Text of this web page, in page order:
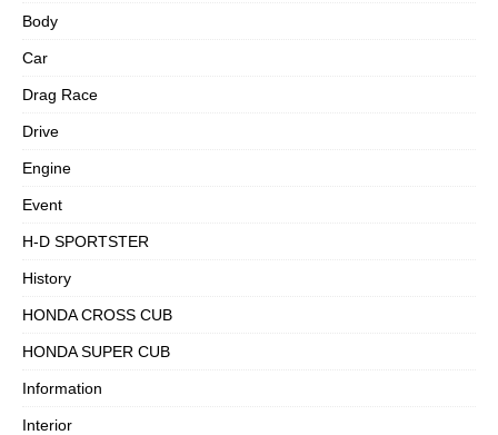
Body
Car
Drag Race
Drive
Engine
Event
H-D SPORTSTER
History
HONDA CROSS CUB
HONDA SUPER CUB
Information
Interior